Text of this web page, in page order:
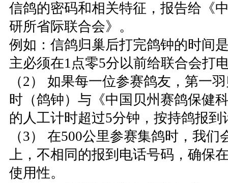
信鸽的密码和相关特征，报告给《
研所省际联合会》。
例如：信鸽归巢后打完鸽钟的时间
主必须在1点零5分以前给联合会打
（2） 如果每一位参赛鸽友，第一
时（鸽钟）与《中国贝州赛鸽保健
的人工计时超过5分钟，按持鸽报到
（3） 在500公里参赛集鸽时，我
上，不相同的报到电话号码，确保
使用性。